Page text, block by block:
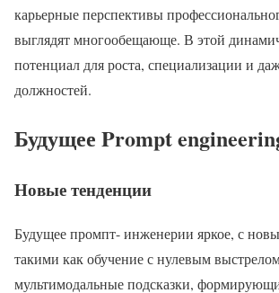
карьерные перспективы
выглядят многообещающе. В этой
потенциал для роста, специализации и
должностей.
Будущее Prompt
Новые тенденции
Будущее промпт- инженерии яркое, с
такими как обучение с нулевым
мультимодальные подсказки,